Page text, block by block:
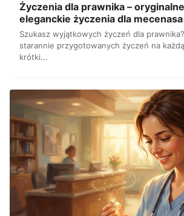
Życzenia dla prawnika –
eleganckie życzenia dla mecenasa
Szukasz wyjątkowych życzeń dla
starannie przygotowanych życzeń na
krótki...